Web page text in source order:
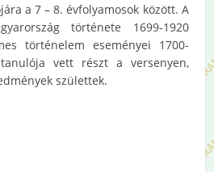
a 7 – 8. évfolyamosok között. A
története 1699-1920
történelem eseményei 1700-
vett részt a versenyen,
születtek.